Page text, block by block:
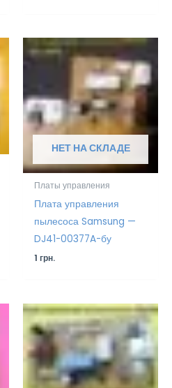
НЕТ НА СКЛАДЕ
Платы управления
Плата управления
пылесоса Samsung —
DJ41-00377A-бу
1грн.